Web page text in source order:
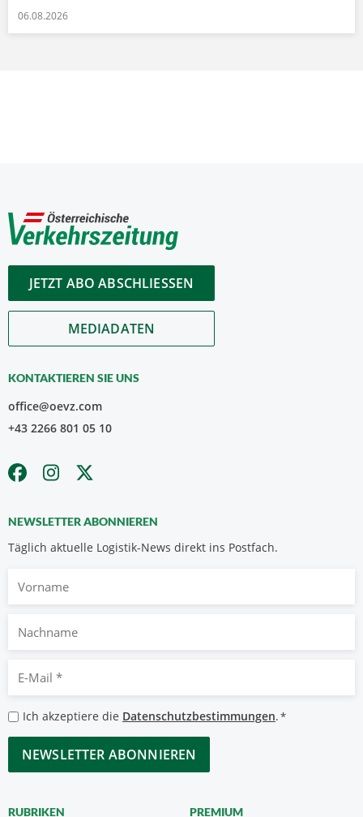
06.08.2026
JETZT ABO ABSCHLIESSEN
MEDIADATEN
KONTAKTIEREN SIE UNS
office@oevz.com
+43 2266 801 05 10
NEWSLETTER ABONNIEREN
Täglich aktuelle Logistik-News direkt ins Postfach.
Nachname
Mail
*
Datenschutzbestimmungen
*
Ich akzeptiere die Datenschutzbestimmungen.*
CAPTCHA
RUBRIKEN PREMIUM